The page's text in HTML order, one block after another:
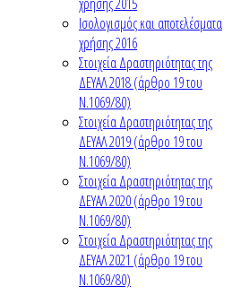
Ισολογισμός και αποτελέσματα
χρήσης 2016
Στοιχεία Δραστηριότητας της
ΔΕΥΑΛ 2018 (άρθρο 19 του
Ν.1069/80)
Στοιχεία Δραστηριότητας της
ΔΕΥΑΛ 2019 (άρθρο 19 του
Ν.1069/80)
Στοιχεία Δραστηριότητας της
ΔΕΥΑΛ 2020 (άρθρο 19 του
Ν.1069/80)
Στοιχεία Δραστηριότητας της
ΔΕΥΑΛ 2021 (άρθρο 19 του
Ν.1069/80)